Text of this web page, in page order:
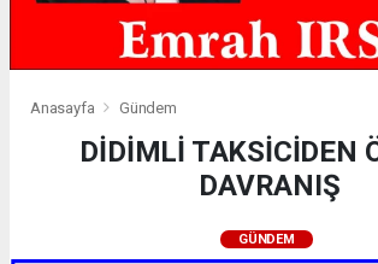
Anasayfa Gündem
DİDİMLİ TAKSİCİDEN
DAVRANIŞ
GÜNDEM